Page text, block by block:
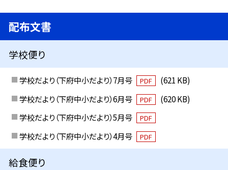
配布文書
学校便り
学校だより（下府中小だより）7月号 PDF
(621 KB)
学校だより（下府中小だより）6月号
PDF
(620 KB)
学校だより（下府中小だより）5月号
PDF
学校だより（下府中小だより）4月号 PDF
給食便り